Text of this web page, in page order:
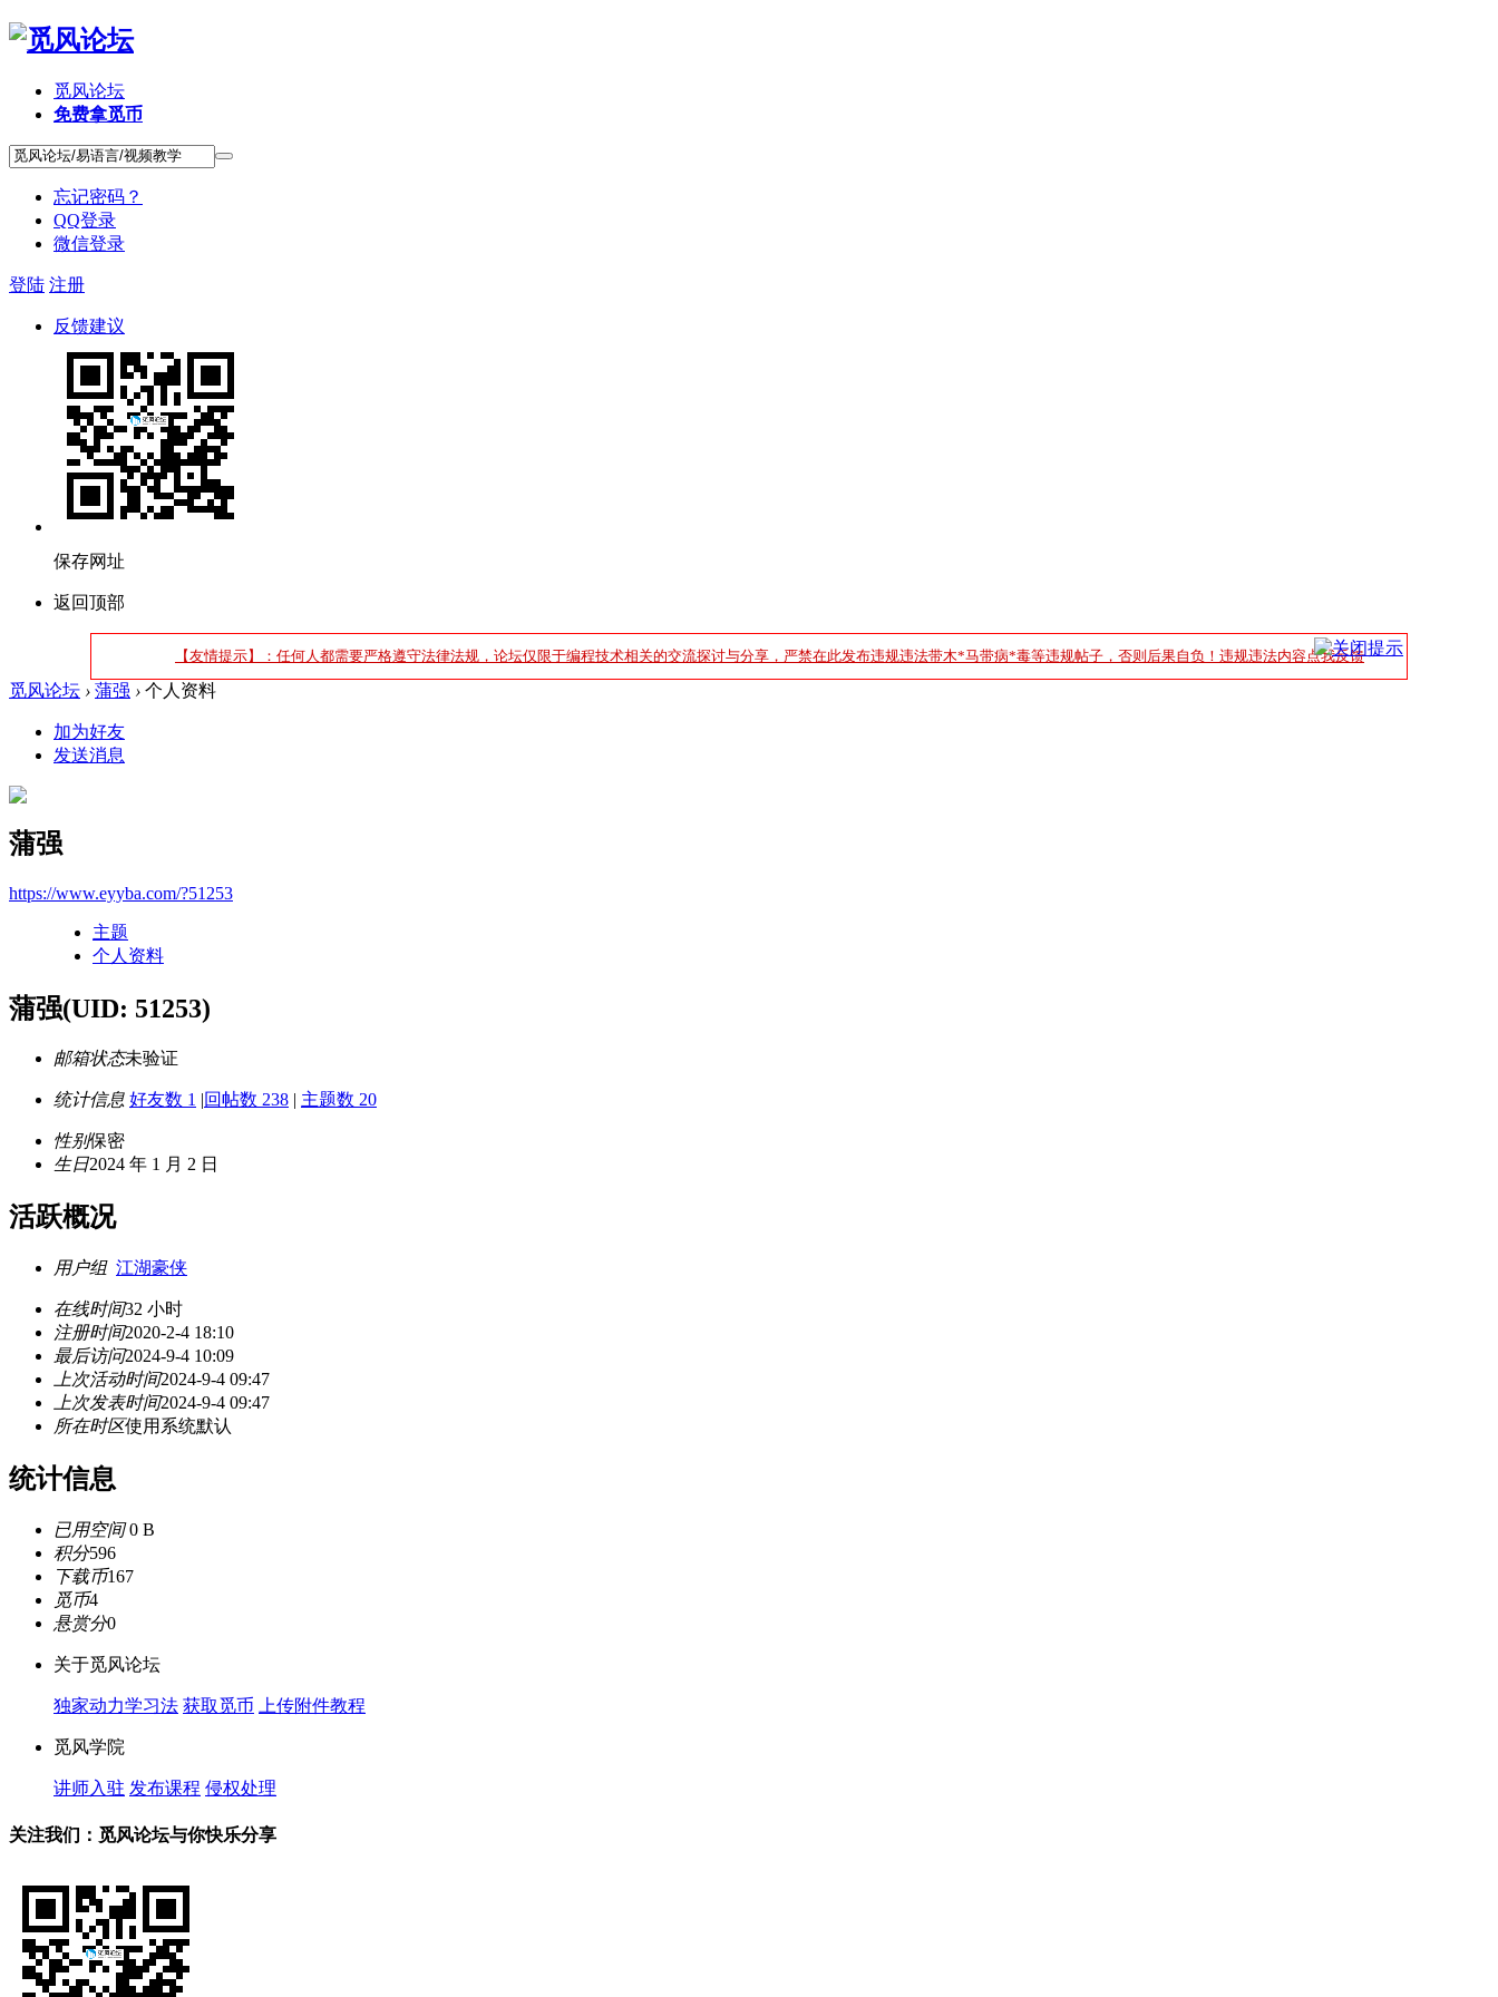
觅风论坛
免费拿觅币
忘记密码？
QQ登录
微信登录
登陆 注册
反馈建议
保存网址
返回顶部
【友情提示】：任何人都需要严格遵守法律法规，论坛仅限于编程技术相关的交流探讨与分享，严禁在此发布违规违法带木*马带病*毒等违规帖子，否则后果自负！违规违法内容点我反馈
觅风论坛 › 蒲强 › 个人资料
加为好友
发送消息
蒲强
https://www.eyyba.com/?51253
主题
个人资料
蒲强(UID: 51253)
邮箱状态未验证
统计信息 好友数 1 |回帖数 238 | 主题数 20
性别保密
生日2024 年 1 月 2 日
活跃概况
用户组 江湖豪侠
在线时间32 小时
注册时间2020-2-4 18:10
最后访问2024-9-4 10:09
上次活动时间2024-9-4 09:47
上次发表时间2024-9-4 09:47
所在时区使用系统默认
统计信息
已用空间0 B
积分596
下载币167
觅币4
悬赏分0
关于觅风论坛
独家动力学习法 获取觅币 上传附件教程
觅风学院
讲师入驻 发布课程 侵权处理
关注我们：觅风论坛与你快乐分享